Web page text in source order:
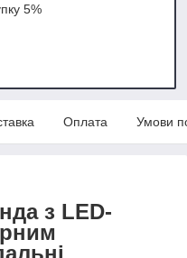
5%
Оплата Умови
з LED-